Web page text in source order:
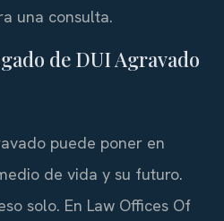
una consulta.
de DUI Agravado
puede poner en
de vida y su futuro.
solo. En Law Offices Of